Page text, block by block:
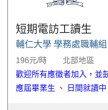
短期電訪工讀生
輔仁大學 學務處職輔組
196元/時 北部地區
歡迎所有應徵者加入，並
應屆畢業生
、 日間就讀中